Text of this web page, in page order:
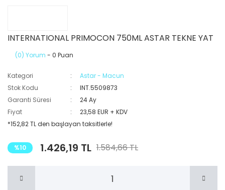
INTERNATIONAL PRIMOCON 750ML ASTAR TEKNE YAT
(0) Yorum - 0 Puan
Kategori
Astar - Macun
Stok Kodu
INT.5509873
Garanti Süresi
24 Ay
Fiyat
23,58 EUR + KDV
*152,82 TL den başlayan taksitlerle!
%10 1.426,19 TL 1.584,66 TL